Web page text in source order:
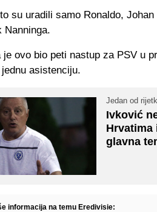
su uradili samo Ronaldo,
Nanninga.
je ovo bio peti nastup za PSV u
asistenciju.
Jedan od
Ivković
Hrvatima
glavna
informacija na temu Eredivisie: